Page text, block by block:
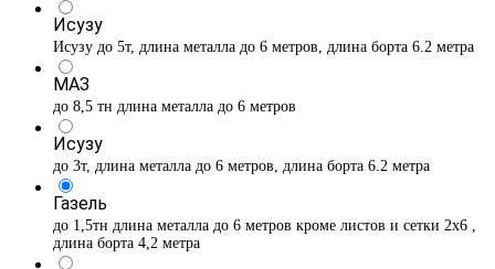
Исузу
Исузу до 5т, длина металла до 6 метров, длина борта 6.2 метра
МАЗ
до 8,5 тн длина металла до 6 метров
Исузу
до 3т, длина металла до 6 метров, длина борта 6.2 метра
Газель
до 1,5тн длина металла до 6 метров кроме листов и сетки 2х6 ,
длина борта 4,2 метра